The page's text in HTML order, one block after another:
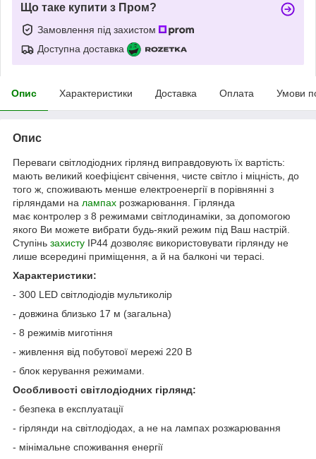
Що таке купити з Пром?
Замовлення під захистом
Доступна доставка
Опис Характеристики Доставка Оплата Умови
Опис
Переваги світлодіодних гірлянд виправдовують їх вартість:
мають великий коефіцієнт свічення, чисте світло і міцність, до
того ж, споживають менше електроенергії в порівнянні з
гірляндами на лампах розжарювання. Гірлянда
має контролер з 8 режимами світлодинаміки, за допомогою
якого Ви можете вибрати будь-який режим під Ваш настрій.
Ступінь захисту IP44 дозволяє використовувати гірлянду не
лише всередині приміщення, а й на балконі чи терасі.
Характеристики:
- 300 LED світлодіодів мультиколір
- довжина близько 17 м (загальна)
- 8 режимів миготіння
- живлення від побутової мережі 220 В
- блок керування режимами.
Особливості світлодіодних гірлянд:
- безпека в експлуатації
- гірлянди на світлодіодах, а не на лампах розжарювання
- мінімальне споживання енергії